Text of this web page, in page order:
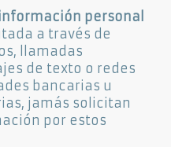
personal
a través de
llamadas
de texto o redes
bancarias u
jamás solicitan
por estos